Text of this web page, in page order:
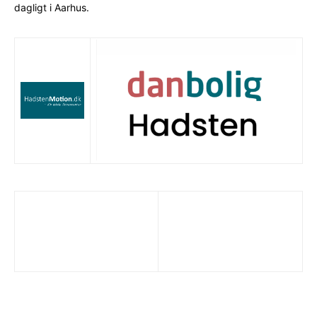
dagligt i Aarhus.